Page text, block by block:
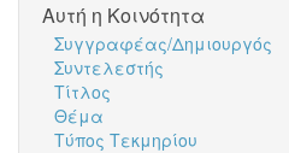
Αυτή η Κοινότητα
Συγγραφέας/Δημιουργός
Συντελεστής
Τίτλος
Θέμα
Τύπος Τεκμηρίου